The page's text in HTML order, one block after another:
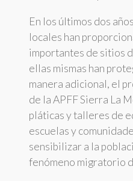
En los últimos dos
locales han
importantes de sitios
ellas mismas han
manera adicional, el
de la APFF Sierra La
pláticas y talleres de
escuelas y
sensibilizar a la
fenómeno migratorio